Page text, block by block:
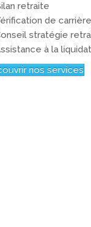
retraite
de carrière
stratégie
à la
nos services